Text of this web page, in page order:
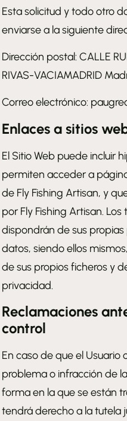
Esta solicitud y todo otro
enviarse a la siguiente
Dirección postal: CALLE
RIVAS-VACIAMADRID
Correo electrónico:
Enlaces a sitios
El Sitio Web puede incluir
permiten acceder a
de Fly Fishing Artisan, y
por Fly Fishing Artisan.
dispondrán de sus
datos, siendo ellos
de sus propios ficheros y
privacidad.
Reclamaciones
control
En caso de que el Usuario
problema o infracción de
forma en la que se están
tendrá derecho a la tutela